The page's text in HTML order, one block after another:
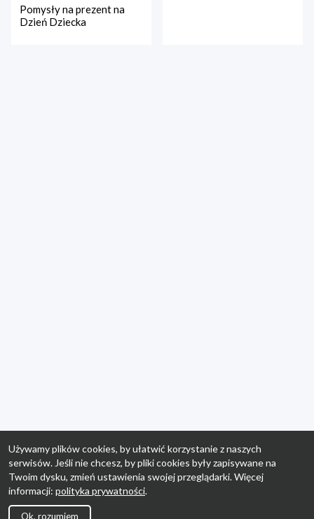
Pomysły na prezent na
Dzień Dziecka
Używamy plików cookies, by ułatwić korzystanie z naszych
serwisów. Jeśli nie chcesz, by pliki cookies były zapisywane na
Twoim dysku, zmień ustawienia swojej przeglądarki. Więcej
informacji: polityka prywatności.
Ok, rozumiem